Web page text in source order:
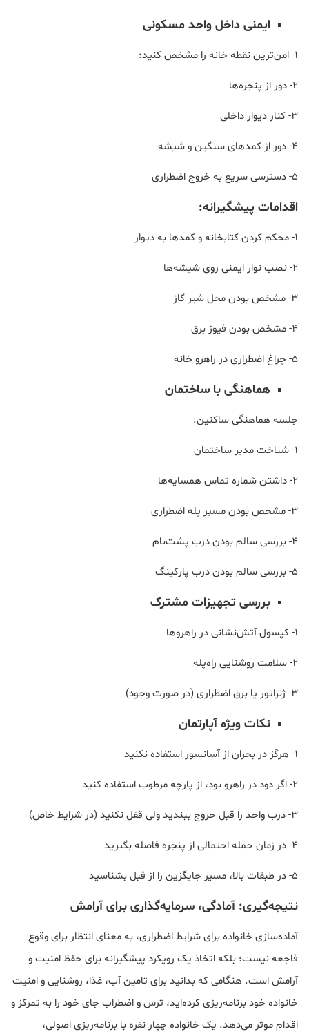
ایمنی داخل واحد مسکونی
1- امن‌ترین نقطه خانه را مشخص کنید:
2- دور از پنجره‌ها
3- کنار دیوار داخلی
4- دور از کمدهای سنگین و شیشه
5- دسترسی سریع به خروج اضطراری
اقدامات پیشگیرانه:
1- محکم کردن کتابخانه و کمدها به دیوار
2- نصب نوار ایمنی روی شیشه‌ها
3- مشخص بودن محل شیر گاز
4- مشخص بودن فیوز برق
5- چراغ اضطراری در راهرو خانه
هماهنگی با ساختمان
جلسه هماهنگی ساکنین:
1- شناخت مدیر ساختمان
2- داشتن شماره تماس همسایه‌ها
3- مشخص بودن مسیر پله اضطراری
4- بررسی سالم بودن درب پشت‌بام
5- بررسی سالم بودن درب پارکینگ
بررسی تجهیزات مشترک
1- کپسول آتش‌نشانی در راهروها
2- سلامت روشنایی راه‌پله
3- ژنراتور یا برق اضطراری (در صورت وجود)
نکات ویژه آپارتمان
1- هرگز در بحران از آسانسور استفاده نکنید
2- اگر دود در راهرو بود، از پارچه مرطوب استفاده کنید
3- درب واحد را قبل خروج ببندید ولی قفل نکنید (در شرایط خاص)
4- در زمان حمله احتمالی از پنجره فاصله بگیرید
5- در طبقات بالا، مسیر جایگزین را از قبل بشناسید
نتیجه‌گیری: آمادگی، سرمایه‌گذاری برای آرامش
آماده‌سازی خانواده برای شرایط اضطراری، به معنای انتظار برای وقوع
فاجعه نیست؛ بلکه اتخاذ یک رویکرد پیشگیرانه برای حفظ امنیت و
آرامش است. هنگامی که بدانید برای تامین آب، غذا، روشنایی و امنیت
خانواده خود برنامه‌ریزی کرده‌اید، ترس و اضطراب جای خود را به تمرکز و
اقدام موثر می‌دهد. یک خانواده چهار نفره با برنامه‌ریزی اصولی،